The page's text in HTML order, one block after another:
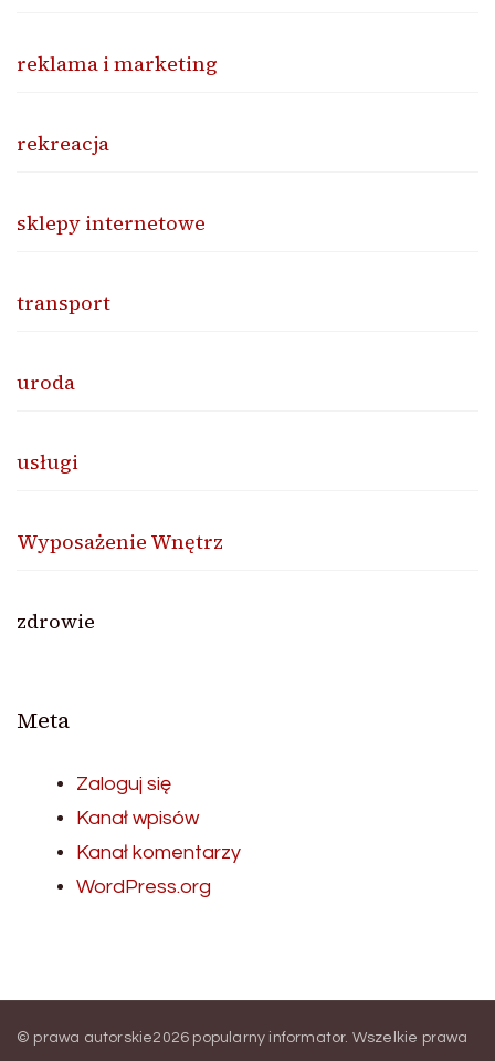
reklama i marketing
rekreacja
sklepy internetowe
transport
uroda
usługi
Wyposażenie Wnętrz
zdrowie
Meta
Zaloguj się
Kanał wpisów
Kanał komentarzy
WordPress.org
© prawa autorskie2026 popularny informator. Wszelkie prawa